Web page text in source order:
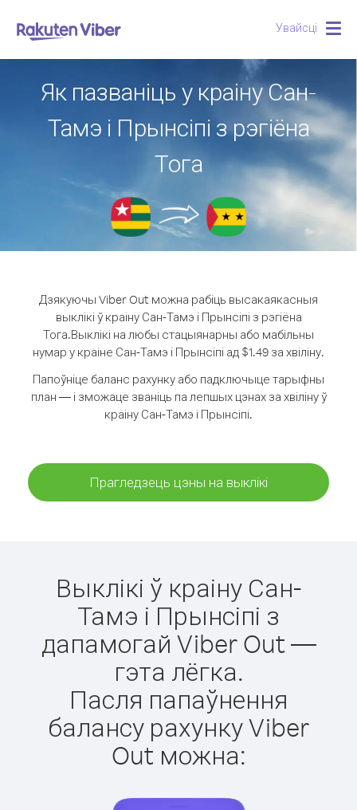
Увайсці
Як пазваніць у краіну Сан-
Тамэ і Прынсіпі з рэгіёна
Тога
Дзякуючы Viber Out можна рабіць высакаякасныя
выклікі ў краіну Сан-Тамэ і Прынсіпі з рэгіёна
Тога.Выклікі на любы стацыянарны або мабільны
нумар у краіне Сан-Тамэ і Прынсіпі ад $1.49 за хвіліну.
Папоўніце баланс рахунку або падключыце тарыфны
план — і зможаце званіць па лепшых цэнах за хвіліну ў
краіну Сан-Тамэ і Прынсіпі.
Прагледзець цэны на выклікі
Выклікі ў краіну Сан-
Тамэ і Прынсіпі з
дапамогай Viber Out —
гэта лёгка.
Пасля папаўнення
балансу рахунку Viber
Out можна: